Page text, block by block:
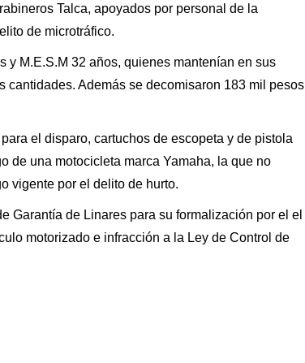
Talca, apoyados por personal de la
de microtráfico.
y M.E.S.M 32 años, quienes mantenían en sus
cantidades. Además se decomisaron 183 mil pesos
el disparo, cartuchos de escopeta y de pistola
de una motocicleta marca Yamaha, la que no
vigente por el delito de hurto.
Garantía de Linares para su formalización por el el
motorizado e infracción a la Ley de Control de
Tribunales
Juzgado condena a ex director de
Inteligencia del Ejército...